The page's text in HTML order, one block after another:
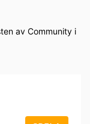
av Community i